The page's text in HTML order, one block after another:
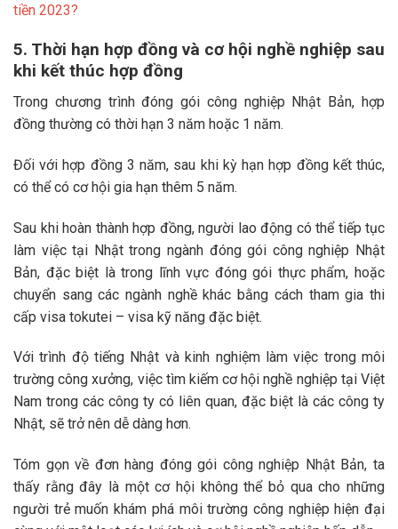
tiền 2023?
5. Thời hạn hợp đồng và cơ hội nghề nghiệp sau
khi kết thúc hợp đồng
Trong chương trình đóng gói công nghiệp Nhật Bản, hợp
đồng thường có thời hạn 3 năm hoặc 1 năm.
Đối với hợp đồng 3 năm, sau khi kỳ hạn hợp đồng kết thúc,
có thể có cơ hội gia hạn thêm 5 năm.
Sau khi hoàn thành hợp đồng, người lao động có thể tiếp tục
làm việc tại Nhật trong ngành đóng gói công nghiệp Nhật
Bản, đặc biệt là trong lĩnh vực đóng gói thực phẩm, hoặc
chuyển sang các ngành nghề khác bằng cách tham gia thi
cấp visa tokutei – visa kỹ năng đặc biệt.
Với trình độ tiếng Nhật và kinh nghiệm làm việc trong môi
trường công xưởng, việc tìm kiếm cơ hội nghề nghiệp tại Việt
Nam trong các công ty có liên quan, đặc biệt là các công ty
Nhật, sẽ trở nên dễ dàng hơn.
Tóm gọn về đơn hàng đóng gói công nghiệp Nhật Bản, ta
thấy rằng đây là một cơ hội không thể bỏ qua cho những
người trẻ muốn khám phá môi trường công nghiệp hiện đại